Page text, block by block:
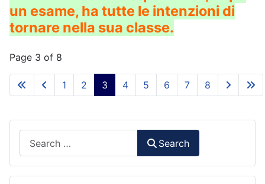
un esame, ha tutte le intenzioni di
tornare nella sua classe.
Page 3 of 8
1 2 3 4 5 6 7 8
Search